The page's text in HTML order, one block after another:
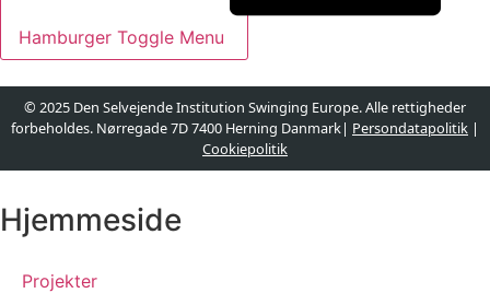
Hamburger Toggle Menu
© 2025 Den Selvejende Institution Swinging Europe. Alle rettigheder
forbeholdes. Nørregade 7D 7400 Herning Danmark| Persondatapolitik |
Cookiepolitik
Hjemmeside
Projekter